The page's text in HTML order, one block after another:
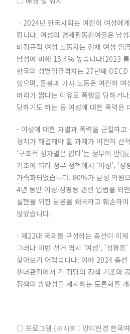
- 2024년 한국사회는 여전히 여성에
합니다. 여성의 경제활동참여율은 남
비정규직 여성 노동자는 전체 여성 임
남성에 비해 15.4% 높습니다(2023
한국의 성별임금격차는 27년째
있으며, 돌봄과 가사 노동은 여전히 여
머리가 짧다는 이유로 폭행을 당하거
당하기도 하는 등 여성에 대한 폭력은
- 여성에 대한 차별과 폭력을 근절하
정치가 해결해야 할 과제가 여전히 산
‘구조적 성차별은 없다’는 정부의 반(
기조에 따라 정부 정책에서 ‘여성’, ‘성
가속화되었습니다. 80%가 남성 의원
4년 동안 여성·성평등 관련 입법을 외
실현을 위한 담론을 왜곡하고 훼손하
않았습니다.
- 제22대 국회를 구성하는 총선이 이
그러나 이번 선거 역시 '여성', '성평등'
찾아보기 어렵습니다. 이에 2024 총선
젠더관점에서 각 정당의 정책 기조와
정책의 방향성을 제시하는 토론회를
○ 프로그램 (※사회 : 양이현경 한국